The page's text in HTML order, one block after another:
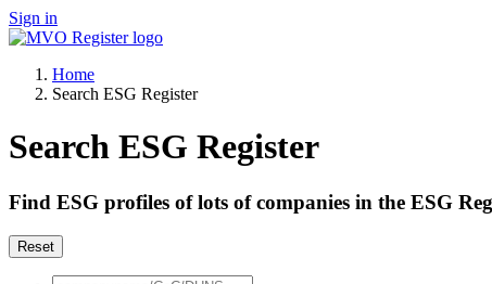
Sign in
Home
Search ESG Register
Search ESG Register
Find ESG profiles of lots of companies in the ESG
Reset